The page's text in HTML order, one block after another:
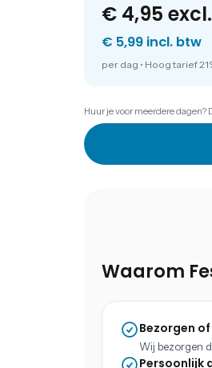
€ 4,95
€ 5,99 incl. btw
per dag • Hoog tarief
Huur je voor meerdere
Waarom
Bezorgen
Wij bezorgen
Persoonlijk